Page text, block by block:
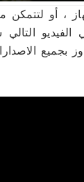
، أو لتتمكن
الفيديو
بجميع